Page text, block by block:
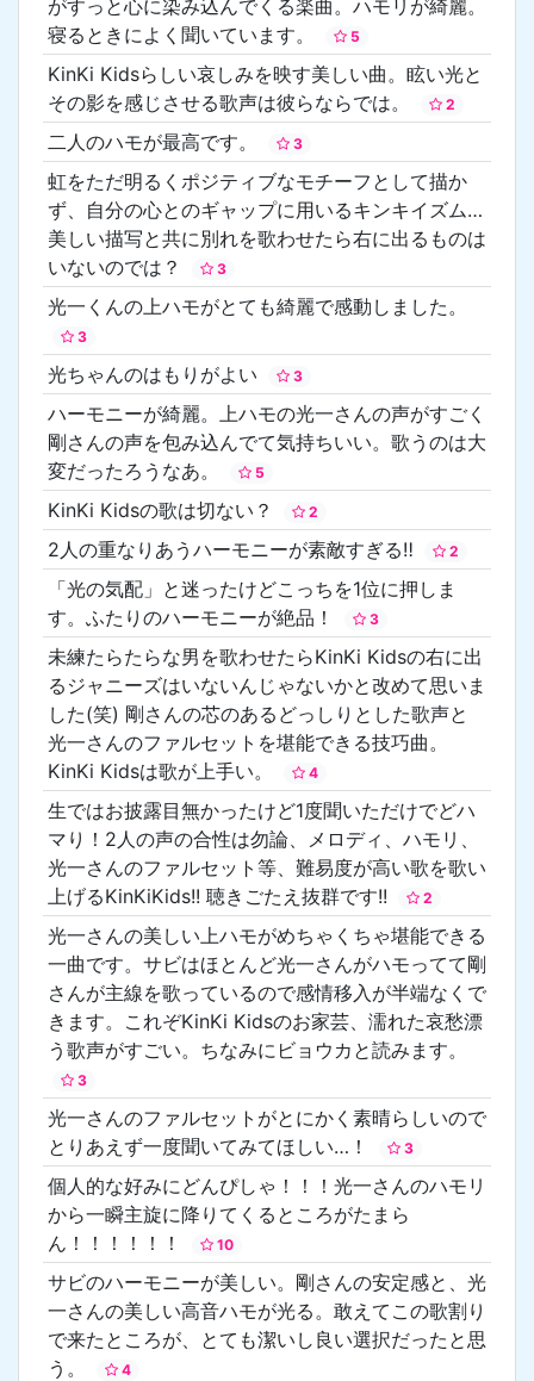
がすっと心に染み込んでくる楽曲。ハモリが綺麗。
寝るときによく聞いています。
5
KinKi Kidsらしい哀しみを映す美しい曲。眩い光と
その影を感じさせる歌声は彼らならでは。
2
二人のハモが最高です。 3
虹をただ明るくポジティブなモチーフとして描か
ず、自分の心とのギャップに用いるキンキイズム…
美しい描写と共に別れを歌わせたら右に出るものは
いないのでは？
3
光一くんの上ハモがとても綺麗で感動しました。
3
光ちゃんのはもりがよい 3
ハーモニーが綺麗。上ハモの光一さんの声がすごく
剛さんの声を包み込んでて気持ちいい。歌うのは大
変だったろうなあ。
5
KinKi Kidsの歌は切ない？ 2
2人の重なりあうハーモニーが素敵すぎる‼️ 2
「光の気配」と迷ったけどこっちを1位に押しま
す。ふたりのハーモニーが絶品！
3
未練たらたらな男を歌わせたらKinKi Kidsの右に出
るジャニーズはいないんじゃないかと改めて思いま
した(笑) 剛さんの芯のあるどっしりとした歌声と
光一さんのファルセットを堪能できる技巧曲。
KinKi Kidsは歌が上手い。
4
生ではお披露目無かったけど1度聞いただけでどハ
マり！2人の声の合性は勿論、メロディ、ハモリ、
光一さんのファルセット等、難易度が高い歌を歌い
上げるKinKiKids!! 聴きごたえ抜群です!!
2
光一さんの美しい上ハモがめちゃくちゃ堪能できる
一曲です。サビはほとんど光一さんがハモってて剛
さんが主線を歌っているので感情移入が半端なくで
きます。これぞKinKi Kidsのお家芸、濡れた哀愁漂
う歌声がすごい。ちなみにビョウカと読みます。
3
光一さんのファルセットがとにかく素晴らしいので
とりあえず一度聞いてみてほしい…！
3
個人的な好みにどんぴしゃ！！！光一さんのハモリ
から一瞬主旋に降りてくるところがたまら
ん！！！！！！
10
サビのハーモニーが美しい。剛さんの安定感と、光
一さんの美しい高音ハモが光る。敢えてこの歌割り
で来たところが、とても潔いし良い選択だったと思
う。
4